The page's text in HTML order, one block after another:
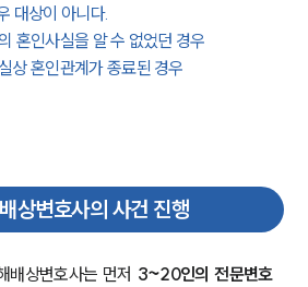
대상이 아니다.
혼인사실을 알 수 없었던 경우
상 혼인관계가 종료된 경우
상변호사의 사건 진행
배상변호사는 먼저 3~20인의 전문변호